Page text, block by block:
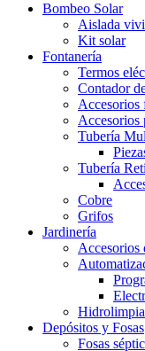
Bombeo Solar
Aislada
Kit solar
Fontanería
Termos
Contador
Accesorios
Accesorios
Tubería
Tubería
Cobre
Grifos
Jardinería
Accesorios
Depósitos y Fosas
Fosas